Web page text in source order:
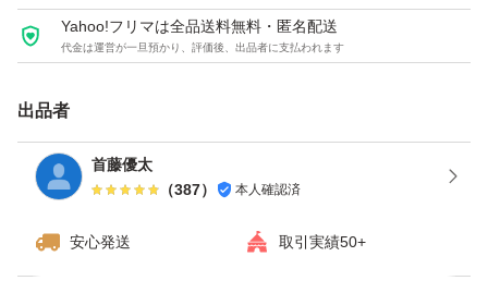
Yahoo!フリマは全品送料無料・匿名配送
代金は運営が一旦預かり、評価後、出品者に支払われます
出品者
首藤優太
（387） 本人確認済
安心発送 取引実績50+